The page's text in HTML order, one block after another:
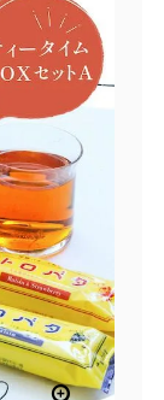
ーショコラ
め買いお得